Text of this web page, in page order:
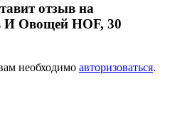
отзыв на
И Овощей HOF, 30
необходимо авторизоваться.